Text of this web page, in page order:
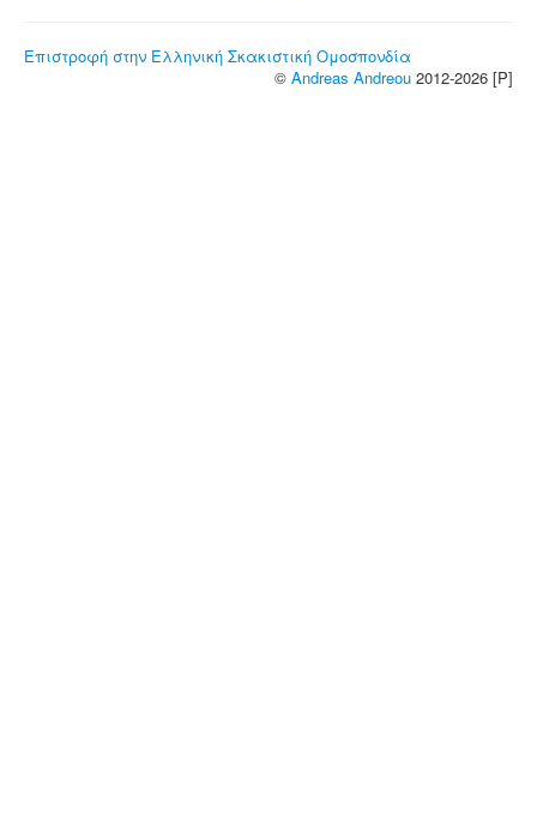
Επιστροφή στην Ελληνική Σκακιστική Ομοσπονδία
© Andreas Andreou 2012-2026 [P]